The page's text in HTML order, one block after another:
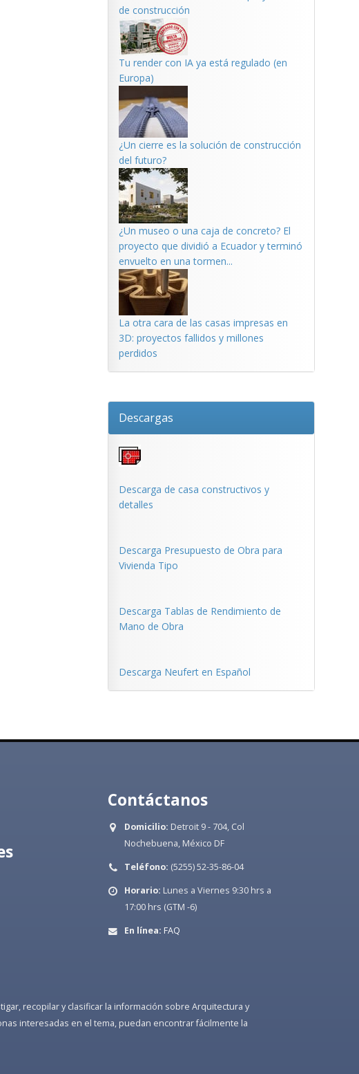
de construcción
Tu render con IA ya está regulado (en
Europa)
¿Un cierre es la solución de construcción
del futuro?
¿Un museo o una caja de concreto? El
proyecto que dividió a Ecuador y terminó
envuelto en una tormen...
La otra cara de las casas impresas en
3D: proyectos fallidos y millones
perdidos
Descargas
Descarga de casa constructivos y
detalles
Descarga Presupuesto de Obra para
Vivienda Tipo
Descarga Tablas de Rendimiento de
Mano de Obra
Descarga Neufert en Español
Contáctanos
Domicilio: Detroit 9 - 704, Col
Nochebuena, México DF
Teléfono: (5255) 52-35-86-04
Horario: Lunes a Viernes 9:30 hrs a
17:00 hrs (GTM -6)
En línea: FAQ
recopilar y clasificar la información sobre Arquitectura y
interesadas en el tema, puedan encontrar fácilmente la